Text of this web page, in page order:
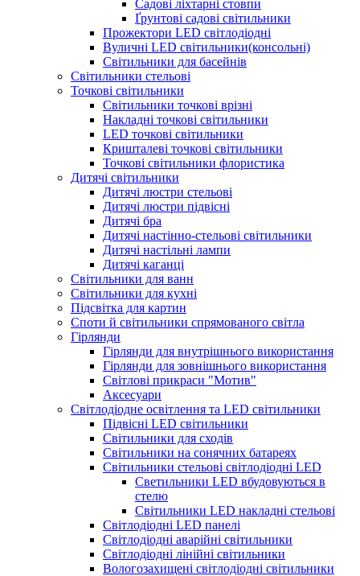
Садові ліхтарні стовпи
Ґрунтові садові світильники
Прожектори LED світлодіодні
Вуличні LED світильники(консольні)
Світильники для басейнів
Світильники стельові
Точкові світильники
Світильники точкові врізні
Накладні точкові світильники
LED точкові світильники
Кришталеві точкові світильники
Точкові світильники флористика
Дитячі світильники
Дитячі люстри стельові
Дитячі люстри підвісні
Дитячі бра
Дитячі настінно-стельові світильники
Дитячі настільні лампи
Дитячі каганці
Світильники для ванн
Світильники для кухні
Підсвітка для картин
Споти й світильники спрямованого світла
Гірлянди
Гірлянди для внутрішнього використання
Гірлянди для зовнішнього використання
Світлові прикраси "Мотив"
Аксесуари
Світлодіодне освітлення та LED світильники
Підвісні LED світильники
Світильники для сходів
Світильники на сонячних батареях
Світильники стельові світлодіодні LED
Cветильники LED вбудовуються в
стелю
Світильники LED накладні стельові
Світлодіодні LED панелі
Світлодіодні аварійні світильники
Світлодіодні лінійні світильники
Вологозахищені світлодіодні світильники